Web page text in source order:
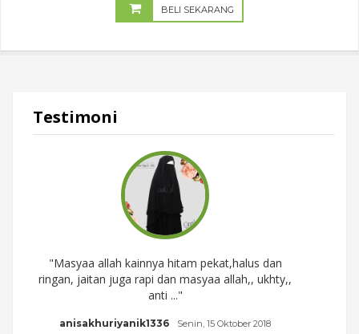
BELI SEKARANG
Testimoni
"Masyaa allah kainnya hitam pekat,halus dan
ringan, jaitan juga rapi dan masyaa allah,, ukhty,,
anti ..."
anisakhuriyanik1336 Senin, 15 Oktober 2018